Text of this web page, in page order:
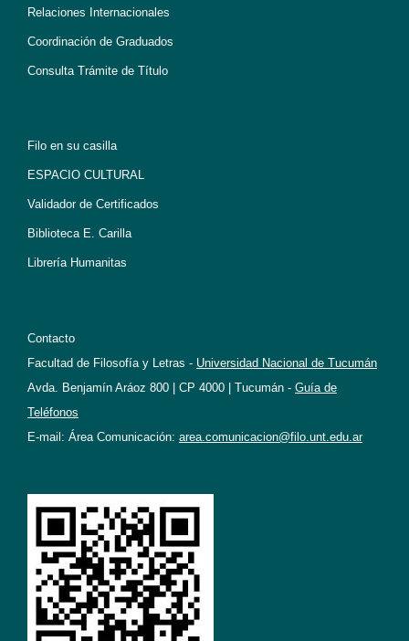
Relaciones Internacionales
Coordinación de Graduados
Consulta Trámite de Título
Filo en su casilla
ESPACIO CULTURAL
Validador de Certificados
Biblioteca E. Carilla
Librería Humanitas
Contacto
Facultad de Filosofía y Letras - Universidad Nacional de Tucumán
Avda. Benjamín Aráoz 800 | CP 4000 | Tucumán - Guía de
Teléfonos
E-mail: Área Comunicación: area.comunicacion@filo.unt.edu.ar